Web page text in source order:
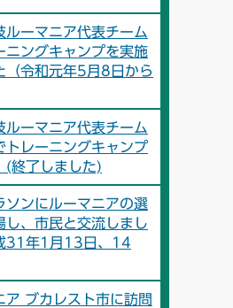
ルーマニア代表チーム
ニングキャンプを実施
（令和元年5月8日から
ルーマニア代表チーム
トレーニングキャンプ
(終了しました)
ソンにルーマニアの選
し、市民と交流しまし
31年1月13日、14
ア ブカレスト市に訪問